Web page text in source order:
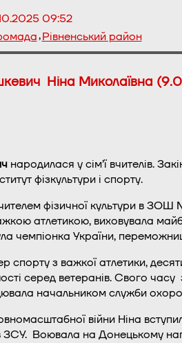
09:52
,Рівненський район
Ніна Миколаївна
народилася у сім’ї вчителів.
фізкультури і спорту.
фізичної культури в
атлетикою, виховувала
чемпіонка України,
спорту з важкої атлетики,
серед ветеранів. Свого
начальником служби
війни Ніна
Воювала на Донецькому